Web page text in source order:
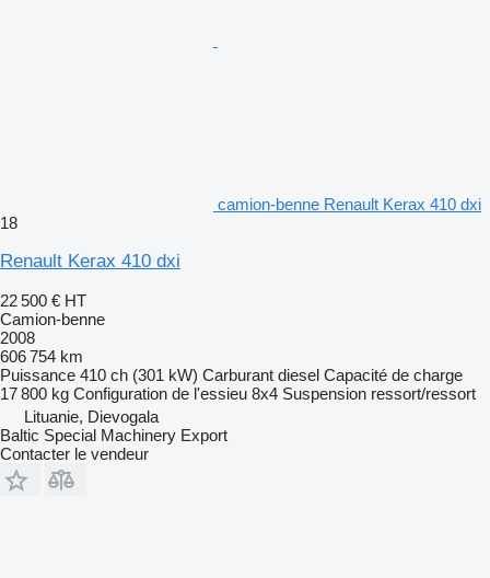
camion-benne Renault Kerax 410 dxi
18
Renault Kerax 410 dxi
22 500 € HT
Camion-benne
2008
606 754 km
Puissance 410 ch (301 kW) Carburant diesel Capacité de charge
17 800 kg Configuration de l'essieu 8x4 Suspension ressort/ressort
Lituanie, Dievogala
Baltic Special Machinery Export
Contacter le vendeur